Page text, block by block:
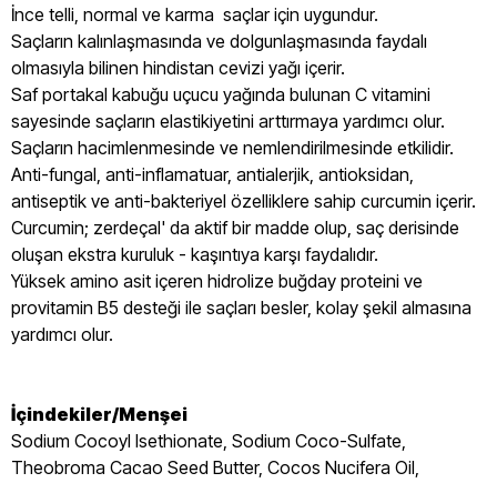
İnce telli, normal ve karma saçlar için uygundur.
Saçların kalınlaşmasında ve dolgunlaşmasında faydalı
olmasıyla bilinen hindistan cevizi yağı içerir.
Saf portakal kabuğu uçucu yağında bulunan C vitamini
sayesinde saçların elastikiyetini arttırmaya yardımcı olur.
Saçların hacimlenmesinde ve nemlendirilmesinde etkilidir.
Anti-fungal, anti-inflamatuar, antialerjik, antioksidan,
antiseptik ve anti-bakteriyel özelliklere sahip curcumin içerir.
Curcumin; zerdeçal' da aktif bir madde olup, saç derisinde
oluşan ekstra kuruluk - kaşıntıya karşı faydalıdır.
Yüksek amino asit içeren hidrolize buğday proteini ve
provitamin B5 desteği ile saçları besler, kolay şekil almasına
yardımcı olur.
İçindekiler/Menşei
Sodium Cocoyl Isethionate, Sodium Coco-Sulfate,
Theobroma Cacao Seed Butter, Cocos Nucifera Oil,